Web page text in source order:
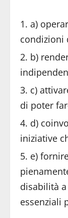
a)
condizioni
b)
c)
di poter
d)
iniziative
e)
disabilità
essenziali